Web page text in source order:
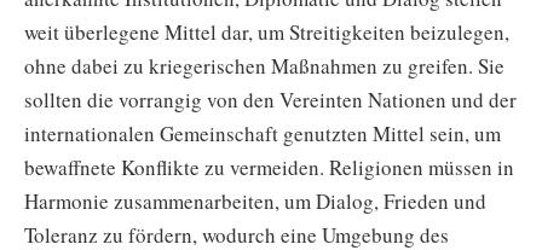
weit überlegene Mittel dar, um Streitigkeiten beizulegen,
ohne dabei zu kriegerischen Maßnahmen zu greifen. Sie
sollten die vorrangig von den Vereinten Nationen und der
internationalen Gemeinschaft genutzten Mittel sein, um
bewaffnete Konflikte zu vermeiden. Religionen müssen in
Harmonie zusammenarbeiten, um Dialog, Frieden und
Toleranz zu fördern, wodurch eine Umgebung des